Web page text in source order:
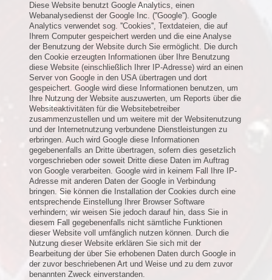
Diese Website benutzt Google Analytics, einen
Webanalysedienst der Google Inc. (''Google''). Google
Analytics verwendet sog. ''Cookies'', Textdateien, die auf
Ihrem Computer gespeichert werden und die eine Analyse
der Benutzung der Website durch Sie ermöglicht. Die durch
den Cookie erzeugten Informationen über Ihre Benutzung
diese Website (einschließlich Ihrer IP-Adresse) wird an einen
Server von Google in den USA übertragen und dort
gespeichert. Google wird diese Informationen benutzen, um
Ihre Nutzung der Website auszuwerten, um Reports über die
Websiteaktivitäten für die Websitebetreiber
zusammenzustellen und um weitere mit der Websitenutzung
und der Internetnutzung verbundene Dienstleistungen zu
erbringen. Auch wird Google diese Informationen
gegebenenfalls an Dritte übertragen, sofern dies gesetzlich
vorgeschrieben oder soweit Dritte diese Daten im Auftrag
von Google verarbeiten. Google wird in keinem Fall Ihre IP-
Adresse mit anderen Daten der Google in Verbindung
bringen. Sie können die Installation der Cookies durch eine
entsprechende Einstellung Ihrer Browser Software
verhindern; wir weisen Sie jedoch darauf hin, dass Sie in
diesem Fall gegebenenfalls nicht sämtliche Funktionen
dieser Website voll umfänglich nutzen können. Durch die
Nutzung dieser Website erklären Sie sich mit der
Bearbeitung der über Sie erhobenen Daten durch Google in
der zuvor beschriebenen Art und Weise und zu dem zuvor
benannten Zweck einverstanden.